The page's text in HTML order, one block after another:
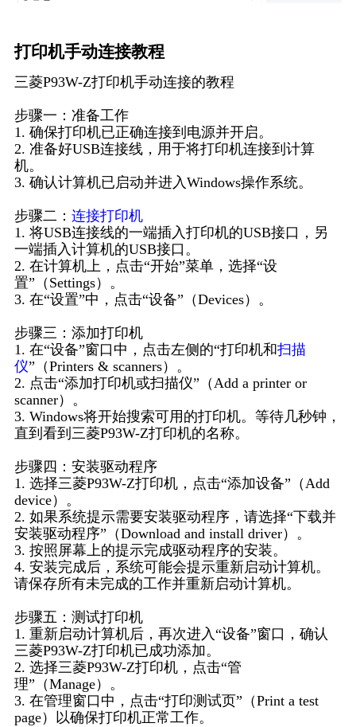
打印机手动连接教程
三菱P93W-Z打印机手动连接的教程
步骤一：准备工作
1. 确保打印机已正确连接到电源并开启。
2. 准备好USB连接线，用于将打印机连接到计算
机。
3. 确认计算机已启动并进入Windows操作系统。
步骤二： 连接打印机
1. 将USB连接线的一端插入打印机的USB接口，另
一端插入计算机的USB接口。
2. 在计算机上，点击“开始”菜单，选择“设
置”（Settings）。
3. 在“设置”中，点击“设备”（Devices）。
步骤三：添加打印机
1. 在“设备”窗口中，点击左侧的“打印机和扫描
仪”（Printers & scanners）。
2. 点击“添加打印机或扫描仪”（Add a printer or
scanner）。
3. Windows将开始搜索可用的打印机。等待几秒钟，
直到看到三菱P93W-Z打印机的名称。
步骤四：安装驱动程序
1. 选择三菱P93W-Z打印机，点击“添加设备”（Add
device）。
2. 如果系统提示需要安装驱动程序，请选择“下载并
安装驱动程序”（Download and install driver）。
3. 按照屏幕上的提示完成驱动程序的安装。
4. 安装完成后，系统可能会提示重新启动计算机。
请保存所有未完成的工作并重新启动计算机。
步骤五：测试打印机
1. 重新启动计算机后，再次进入“设备”窗口，确认
三菱P93W-Z打印机已成功添加。
2. 选择三菱P93W-Z打印机，点击“管
理”（Manage）。
3. 在管理窗口中，点击“打印测试页”（Print a test
page）以确保打印机正常工作。